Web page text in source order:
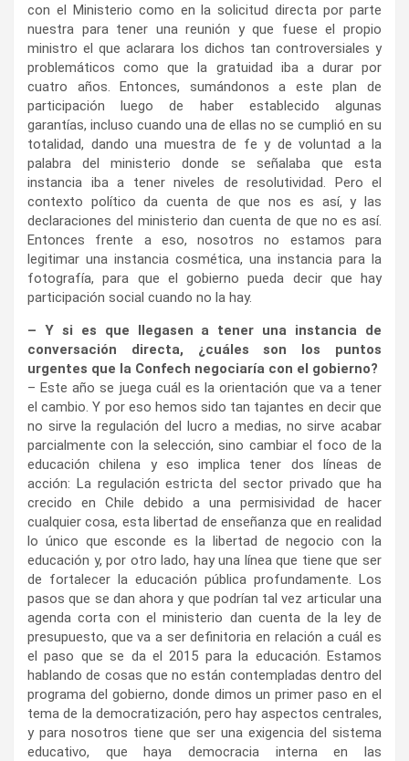
con el Ministerio como en la solicitud directa por parte
nuestra para tener una reunión y que fuese el propio
ministro el que aclarara los dichos tan controversiales y
problemáticos como que la gratuidad iba a durar por
cuatro años. Entonces, sumándonos a este plan de
participación luego de haber establecido algunas
garantías, incluso cuando una de ellas no se cumplió en su
totalidad, dando una muestra de fe y de voluntad a la
palabra del ministerio donde se señalaba que esta
instancia iba a tener niveles de resolutividad. Pero el
contexto político da cuenta de que nos es así, y las
declaraciones del ministerio dan cuenta de que no es así.
Entonces frente a eso, nosotros no estamos para
legitimar una instancia cosmética, una instancia para la
fotografía, para que el gobierno pueda decir que hay
participación social cuando no la hay.
– Y si es que llegasen a tener una instancia de
conversación directa, ¿cuáles son los puntos
urgentes que la Confech negociaría con el gobierno?
– Este año se juega cuál es la orientación que va a tener
el cambio. Y por eso hemos sido tan tajantes en decir que
no sirve la regulación del lucro a medias, no sirve acabar
parcialmente con la selección, sino cambiar el foco de la
educación chilena y eso implica tener dos líneas de
acción: La regulación estricta del sector privado que ha
crecido en Chile debido a una permisividad de hacer
cualquier cosa, esta libertad de enseñanza que en realidad
lo único que esconde es la libertad de negocio con la
educación y, por otro lado, hay una línea que tiene que ser
de fortalecer la educación pública profundamente. Los
pasos que se dan ahora y que podrían tal vez articular una
agenda corta con el ministerio dan cuenta de la ley de
presupuesto, que va a ser definitoria en relación a cuál es
el paso que se da el 2015 para la educación. Estamos
hablando de cosas que no están contempladas dentro del
programa del gobierno, donde dimos un primer paso en el
tema de la democratización, pero hay aspectos centrales,
y para nosotros tiene que ser una exigencia del sistema
educativo, que haya democracia interna en las